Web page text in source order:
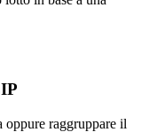
oppure raggruppare il